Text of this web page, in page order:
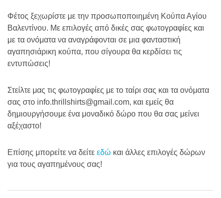
Φέτος ξεχωρίστε με την προσωποποιημένη Κούπα Αγίου
Βαλεντίνου. Με επιλογές από δικές σας φωτογραφίες και
με τα ονόματα να αναγράφονται σε μια φανταστική
αγαπησιάρικη κούπα, που σίγουρα θα κερδίσει τις
εντυπώσεις!
Στείλτε μας τις φωτογραφίες με το ταίρι σας και τα ονόματα
σας στο info.thrillshirts@gmail.com, και εμείς θα
δημιουργήσουμε ένα μοναδικό δώρο που θα σας μείνει
αξέχαστο!
Επίσης μπορείτε να δείτε εδώ και άλλες επιλογές δώρων
για τους αγαπημένους σας!